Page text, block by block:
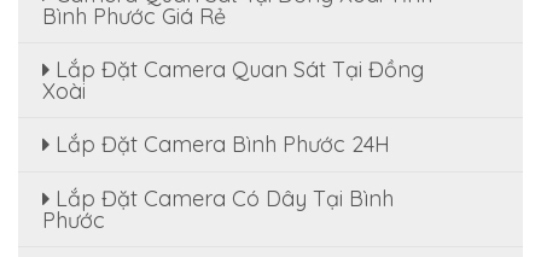
Bình Phước Giá Rẻ
Lắp Đặt Camera Quan Sát Tại Đồng
Xoài
Lắp Đặt Camera Bình Phước 24H
Lắp Đặt Camera Có Dây Tại Bình
Phước